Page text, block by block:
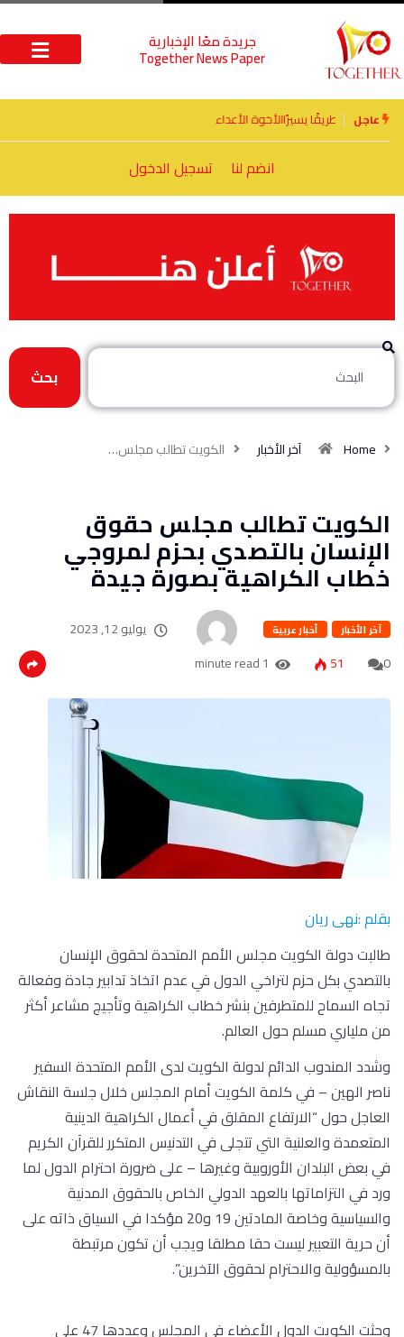
جريدة معًا الإخبارية
Together News Paper
عاجل الأخوة الأعداء وحتمًا لابد من لقاء
انضم لنا تسجيل الدخول
بحث
Home آخر الأخبار الكويت تطالب مجلس…
الكويت تطالب مجلس حقوق
الإنسان بالتصدي بحزم لمروجي
خطاب الكراهية بصورة جيدة
آخر الأخبار أخبار عربية
يوليو 12, 2023
0
51
1 minute read
بقلم :نهى ريان
طالبت دولة الكويت مجلس الأمم المتحدة لحقوق الإنسان
بالتصدي بكل حزم لتراخي الدول في عدم اتخاذ تدابير جادة وفعالة
تجاه السماح للمتطرفين بنشر خطاب الكراهية وتأجيج مشاعر أكثر
من ملياري مسلم حول العالم.
وشدد المندوب الدائم لدولة الكويت لدى الأمم المتحدة السفير
ناصر الهين – في كلمة الكويت أمام المجلس خلال جلسة النقاش
العاجل حول “الارتفاع المقلق في أعمال الكراهية الدينية
المتعمدة والعلنية التي تتجلى في التدنيس المتكرر للقرآن الكريم
في بعض البلدان الأوروبية وغيرها – على ضرورة احترام الدول لما
ورد في التزاماتها بالعهد الدولي الخاص بالحقوق المدنية
والسياسية وخاصة المادتين 19 و20 مؤكدا في السياق ذاته على
أن حرية التعبير ليست حقا مطلقا ويجب أن تكون مرتبطة
بالمسؤولية والاحترام لحقوق الآخرين”.
وحثت الكويت الدول الأعضاء في المجلس وعددها 47 على